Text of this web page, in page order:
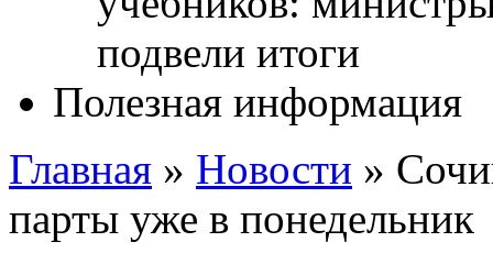
Полезная информация
Главная » Новости »
парты уже в понедельник